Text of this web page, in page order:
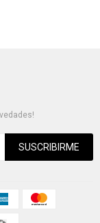
SUSCRIBIRME